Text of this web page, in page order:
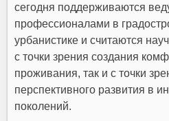
сегодня поддерживаются
профессионалами в
урбанистике и считаются
с точки зрения создания
проживания, так и с точки
перспективного развития в
поколений.